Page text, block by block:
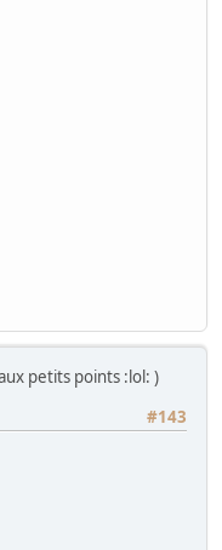
petits points :lol: )
#143